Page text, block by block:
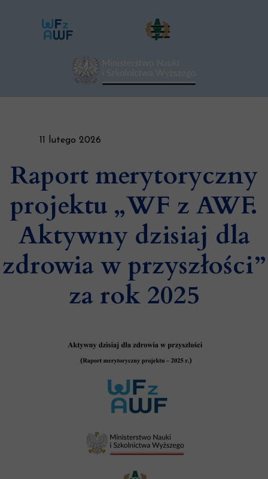
11 lutego 2026
Raport merytoryczny
projektu „WF z AWF.
Aktywny dzisiaj dla
zdrowia w przyszłości”
za rok 2025